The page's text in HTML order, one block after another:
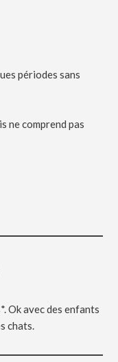
périodes sans
ne comprend pas
Ok avec des enfants
chats.